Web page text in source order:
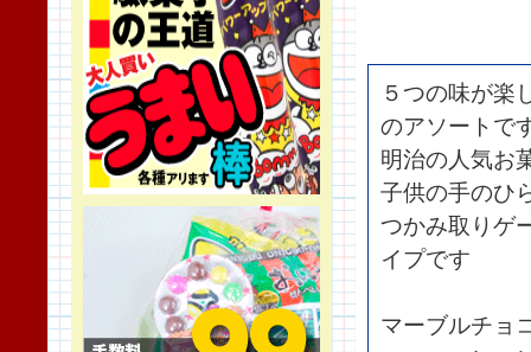
５つの味が楽
のアソートで
明治の人気お
子供の手のひ
つかみ取りゲ
イプです
マーブルチョ